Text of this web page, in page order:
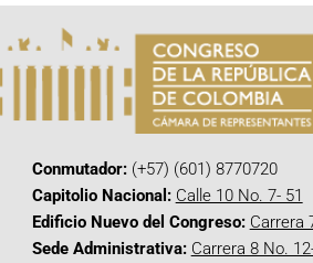
Conmutador:(+57) (601) 8770720
Capitolio Nacional: Calle 10 No. 7- 51
Edificio Nuevo del Congreso: Carrera
Sede Administrativa: Carrera 8 No.